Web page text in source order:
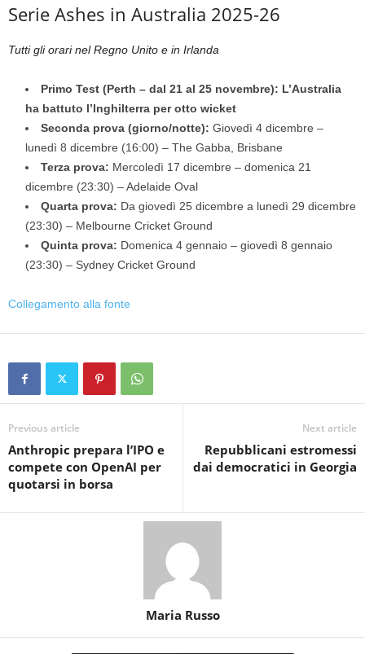
Serie Ashes in Australia 2025-26
Tutti gli orari nel Regno Unito e in Irlanda
Primo Test (Perth – dal 21 al 25 novembre): L’Australia
ha battuto l’Inghilterra per otto wicket
Seconda prova (giorno/notte): Giovedì 4 dicembre –
lunedì 8 dicembre (16:00) – The Gabba, Brisbane
Terza prova: Mercoledì 17 dicembre – domenica 21
dicembre (23:30) – Adelaide Oval
Quarta prova: Da giovedì 25 dicembre a lunedì 29 dicembre
(23:30) – Melbourne Cricket Ground
Quinta prova: Domenica 4 gennaio – giovedì 8 gennaio
(23:30) – Sydney Cricket Ground
Collegamento alla fonte
Previous article
Anthropic prepara l’IPO e
compete con OpenAI per
quotarsi in borsa
Next article
Repubblicani estromessi
dai democratici in Georgia
Maria Russo